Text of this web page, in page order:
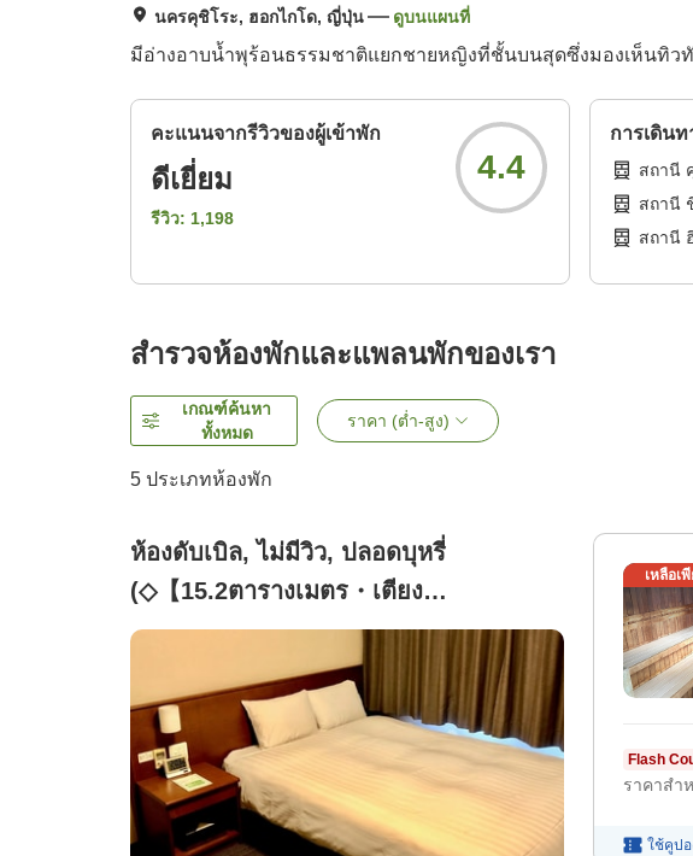
นครคุชิโระ, ฮอกไกโด, ญี่ปุ่น ดูบนแผนที่
มีอ่างอาบน้ำพุร้อนธรรมชาติแยกชายหญิงที่ชั้นบนสุดซึ่งมองเห็นทิ
คะแนนจากรีวิวของผู้เข้าพัก
ดีเยี่ยม
รีวิว: 1,198
4.4
การเดินท
สถานี
สถานี
สถานี
สำรวจห้องพักและแพลนพักของเรา
เกณฑ์ค้นหา
ทั้งหมด
ราคา (ต่ำ-สูง)
5 ประเภทห้องพัก
ห้องดับเบิล, ไม่มีวิว, ปลอดบุหรี่
(◇【15.2ตารางเมตร・เตียง
กว้าง140เซนติเมตร】[15.2ตารางเมตร])
เหลือเ
Flash
ราคาสำ
ใช้คูป